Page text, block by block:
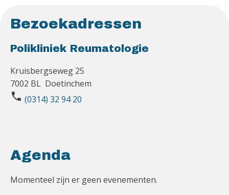
Bezoekadressen
Polikliniek Reumatologie
Kruisbergseweg 25
7002 BL Doetinchem
phone (0314) 32 94 20
Agenda
Momenteel zijn er geen evenementen.